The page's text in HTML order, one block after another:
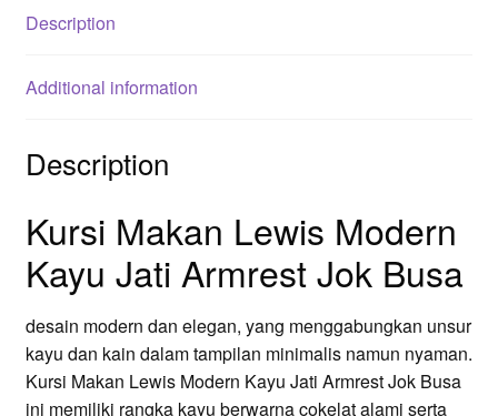
Description
Additional information
Description
Kursi Makan Lewis Modern
Kayu Jati Armrest Jok Busa
desain modern dan elegan, yang menggabungkan unsur
kayu dan kain dalam tampilan minimalis namun nyaman.
Kursi Makan Lewis Modern Kayu Jati Armrest Jok Busa
ini memiliki rangka kayu berwarna cokelat alami serta